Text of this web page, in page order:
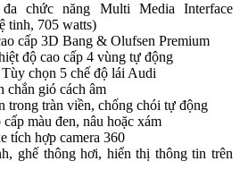
chức năng Multi Media Interface
tinh, 705 watts)
cấp 3D Bang & Olufsen Premium
độ cao cấp 4 vùng tự động
chọn 5 chế độ lái Audi
chắn gió cách âm
trong tràn viền, chống chói tự động
màu đen, nâu hoặc xám
tích hợp camera 360
ghế thông hơi, hiển thị thông tin trên